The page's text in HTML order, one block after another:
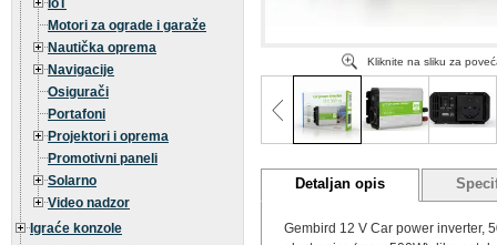
IoT
Motori za ograde i garaže
Nautička oprema
Navigacije
Osigurači
Portafoni
Projektori i oprema
Promotivni paneli
Solarno
Video nadzor
Igraće konzole
Kliknite na sliku za
Detaljan opis
Gembird 12 V Car power inverter,